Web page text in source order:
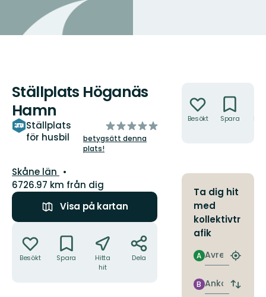
Ställplats Höganäs
Hamn
Ställplats
för husbil
av
5
stjärnor
betygsätt denna
plats!
Län:
Skåne län
6726.97 km från dig
Visa på kartan
Besökt Spara
Hitta
hit
Dela
Besökt Spara
Ta dig hit
med
kollektivtr
afik
Avresa
A
Hitta
Ankomst
B
Byt